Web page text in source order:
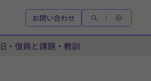
お問い合わせ
・復興と課題・教訓